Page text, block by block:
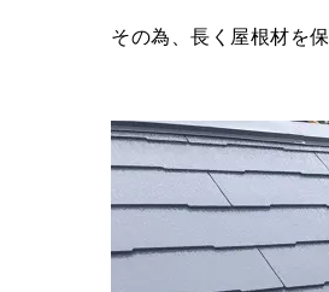
その為、長く屋根材を